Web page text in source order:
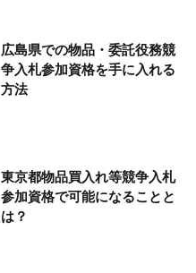
広島県での物品・委託役務競
争入札参加資格を手に入れる
方法
東京都物品買入れ等競争入札
参加資格で可能になることと
は？